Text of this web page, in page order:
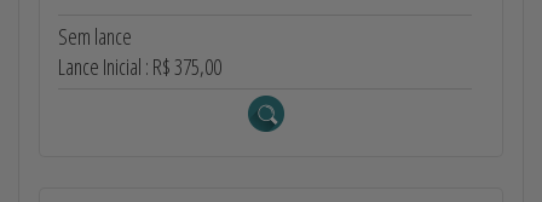
Sem lance
Lance Inicial : R$ 375,00